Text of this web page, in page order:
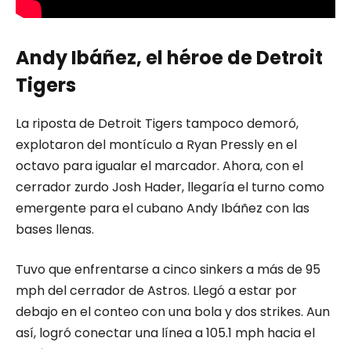
Andy Ibáñez, el héroe de Detroit
Tigers
La riposta de Detroit Tigers tampoco demoró,
explotaron del montículo a Ryan Pressly en el
octavo para igualar el marcador. Ahora, con el
cerrador zurdo Josh Hader, llegaría el turno como
emergente para el cubano Andy Ibáñez con las
bases llenas.
Tuvo que enfrentarse a cinco sinkers a más de 95
mph del cerrador de Astros. Llegó a estar por
debajo en el conteo con una bola y dos strikes. Aun
así, logró conectar una línea a 105.1 mph hacia el